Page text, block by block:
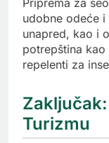
Priprema za
udobne odeće
unapred, kao i
potrepština kao
repelenti za
Turizmu